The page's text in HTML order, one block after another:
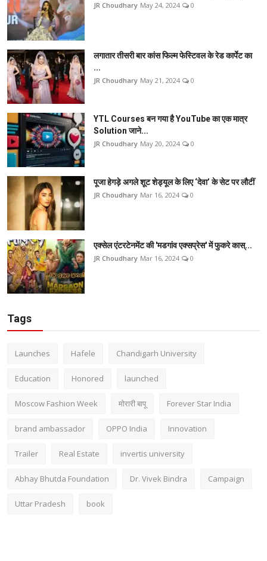
JR Choudhary May 24, 2024 0
लगातार तीसरी बार कांस फिल्म फेस्टिवल के रेड कार्पेट का
...
JR Choudhary May 21, 2024 0
YTL Courses बन गया है YouTube का एक मात्र
Solution जाने...
JR Choudhary May 20, 2024 0
पूजा हेगड़े अगले शूट शेड्यूल के लिए ‘देवा’ के सेट पर लौटीं
JR Choudhary Mar 16, 2024 0
एक्सेल एंटरटेनमेंट की 'मडगांव एक्सप्रेस' में फुकरे कास्...
JR Choudhary Mar 16, 2024 0
Tags
Launches Hafele Chandigarh University
Education Honored launched
Moscow Fashion Week मोरारी बापू Forever Star India
brand ambassador OPPO India Innovation
Trailer Real Estate invertis university
Abhay Bhutda Foundation Dr. Vivek Bindra Campaign
Uttar Pradesh book